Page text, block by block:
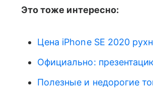
Это тоже интересно:
Цена iPhone SE 2020
Официально:
Полезные и недорогие